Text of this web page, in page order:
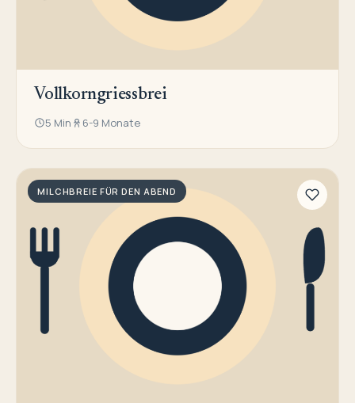
Vollkorngriessbrei
5 Min 6-9 Monate
MILCHBREIE FÜR DEN ABEND